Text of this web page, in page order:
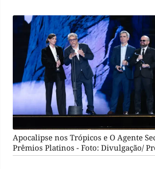
Apocalipse nos Trópicos e O Agente
Prêmios Platinos - Foto: Divulgação/